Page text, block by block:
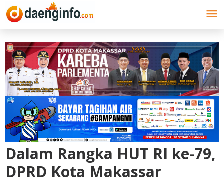
Lewati
ke
Dalam Rangka HUT RI ke-79,
DPRD Kota Makassar